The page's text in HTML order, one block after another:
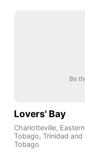
Lovers' Bay
Charlotteville, Eastern
Tobago, Trinidad and
Tobago